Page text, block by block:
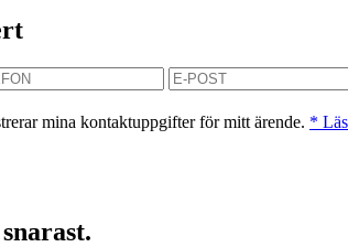
mina kontaktuppgifter för mitt ärende. *